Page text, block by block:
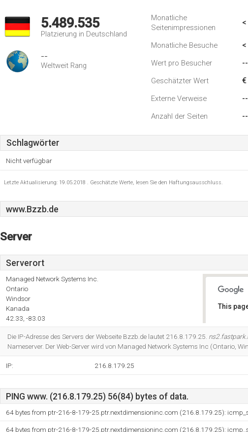
5.489.535
Platzierung in Deutschland
--
Weltweit Rang
Monatliche
Seitenimpressionen
Monatliche Besuche
Wert pro Besucher --
Geschätzter Wert €
Externe Verweise --
Anzahl der Seiten --
Schlagwörter
Nicht verfügbar
Letzte Aktualisierung: 19.05.2018 . Geschätzte Werte, lesen Sie den Haftungsausschluss.
www.Bzzb.de
Server
Serverort
Managed Network Systems Inc.
Ontario
Windsor
Kanada
42.33, -83.03
This
Do you
Die IP-Adresse des Servers der Webseite Bzzb.de lautet 216.8.179.25.
Nameserver. Der Web-Server wird von Managed Network Systems Inc (Ontario,
IP: 216.8.179.25
PING www. (216.8.179.25) 56(84) bytes of data.
64 bytes from ptr-216-8-179-25.ptr.nextdimensioninc.com (216.8.179.25):
64 bytes from ptr-216-8-179-25.ptr.nextdimensioninc.com (216.8.179.25):